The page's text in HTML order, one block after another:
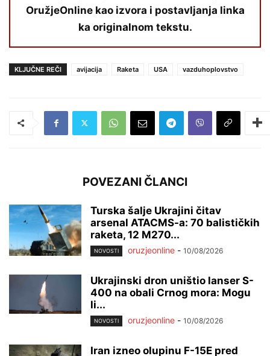
OružjeOnline kao izvora i postavljanja linka
ka originalnom tekstu.
KLJUČNE REČI avijacija Raketa USA vazduhoplovstvo
POVEZANI ČLANCI
Turska šalje Ukrajini čitav
arsenal ATACMS-a: 70 balističkih
raketa, 12 M270...
NOVOSTI oruzjeonline - 10/08/2026
Ukrajinski dron uništio lanser S-
400 na obali Crnog mora: Mogu
li...
NOVOSTI oruzjeonline - 10/08/2026
Iran izneo olupinu F-15E pred